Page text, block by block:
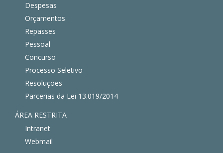
Despesas
Orçamentos
Repasses
Pessoal
Concurso
Processo Seletivo
Resoluções
Parcerias da Lei 13.019/2014
ÁREA RESTRITA
Intranet
Webmail